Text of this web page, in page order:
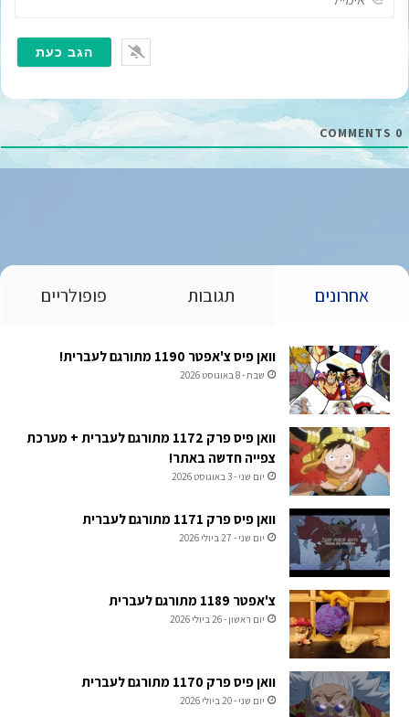
י
ל
0
אחרונים תגובות פופולריים
וואן פיס צ'אפטר 1190 מתורגם לעברית!
שבת - 8 באוגוסט 2026
וואן פיס פרק 1172 מתורגם לעברית + מערכת
צפייה חדשה באתר!
יום שני - 3 באוגוסט 2026
וואן פיס פרק 1171 מתורגם לעברית
יום שני - 27 ביולי 2026
צ'אפטר 1189 מתורגם לעברית
יום ראשון - 26 ביולי 2026
וואן פיס פרק 1170 מתורגם לעברית
יום שני - 20 ביולי 2026